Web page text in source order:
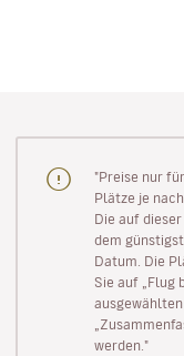
"Preise nur
Plätze je
Die auf
dem
Datum. Die
Sie auf „Flug
werden."